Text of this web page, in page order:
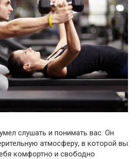
слушать и понимать вас. Он
атмосферу, в которой вы
комфортно и свободно